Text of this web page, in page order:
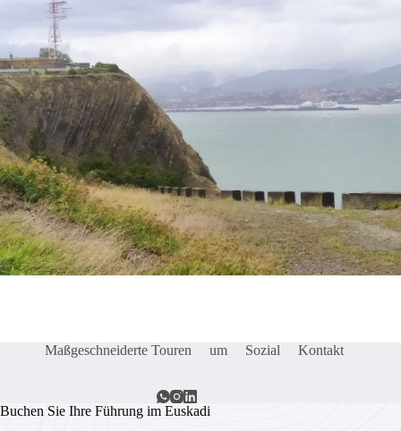
Maßgeschneiderte Touren um Sozial Kontakt
Buchen Sie Ihre Führung im Euskadi